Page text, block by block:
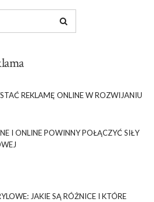
REKLAMĘ ONLINE W ROZWIJANIU
I ONLINE POWINNY POŁĄCZYĆ SIŁY
JAKIE SĄ RÓŻNICE I KTÓRE